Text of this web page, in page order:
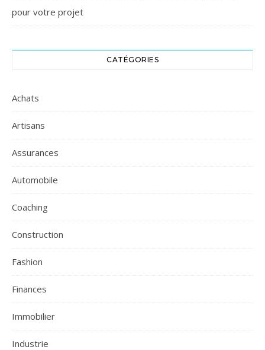
pour votre projet
CATÉGORIES
Achats
Artisans
Assurances
Automobile
Coaching
Construction
Fashion
Finances
Immobilier
Industrie